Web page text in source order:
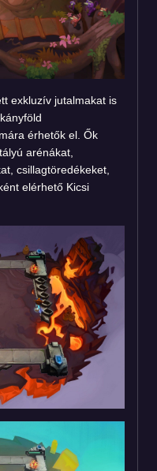
exkluzív jutalmakat is
érhetők el. Ők
arénákat,
csillagtöredékeket,
elérhető Kicsi